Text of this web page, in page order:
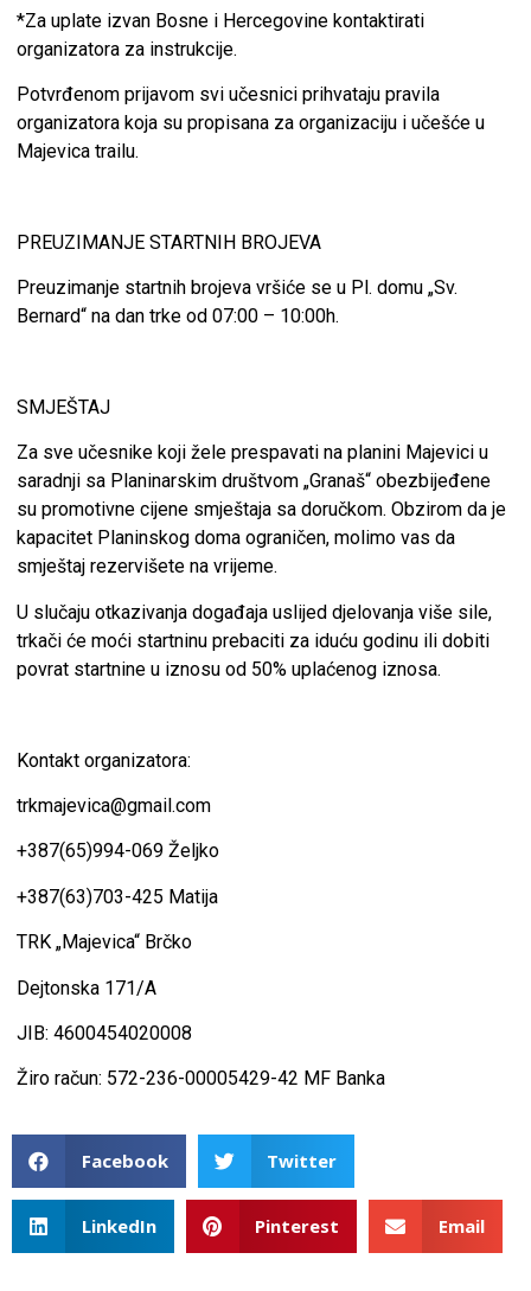
*Za uplate izvan Bosne i Hercegovine kontaktirati
organizatora za instrukcije.
Potvrđenom prijavom svi učesnici prihvataju pravila
organizatora koja su propisana za organizaciju i učešće u
Majevica trailu.
PREUZIMANJE STARTNIH BROJEVA
Preuzimanje startnih brojeva vršiće se u Pl. domu „Sv.
Bernard“ na dan trke od 07:00 – 10:00h.
SMJEŠTAJ
Za sve učesnike koji žele prespavati na planini Majevici u
saradnji sa Planinarskim društvom „Granaš“ obezbijeđene
su promotivne cijene smještaja sa doručkom. Obzirom da je
kapacitet Planinskog doma ograničen, molimo vas da
smještaj rezervišete na vrijeme.
U slučaju otkazivanja događaja uslijed djelovanja više sile,
trkači će moći startninu prebaciti za iduću godinu ili dobiti
povrat startnine u iznosu od 50% uplaćenog iznosa.
Kontakt organizatora:
trkmajevica@gmail.com
+387(65)994-069 Željko
+387(63)703-425 Matija
TRK „Majevica“ Brčko
Dejtonska 171/A
JIB: 4600454020008
Žiro račun: 572-236-00005429-42 MF Banka
Facebook Twitter
LinkedIn Pinterest Email